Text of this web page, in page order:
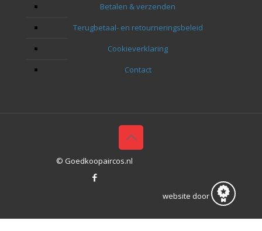
Betalen & verzenden
Terugbetaal- en retourneringsbeleid
Cookieverklaring
Contact
© Goedkoopaircos.nl
website door